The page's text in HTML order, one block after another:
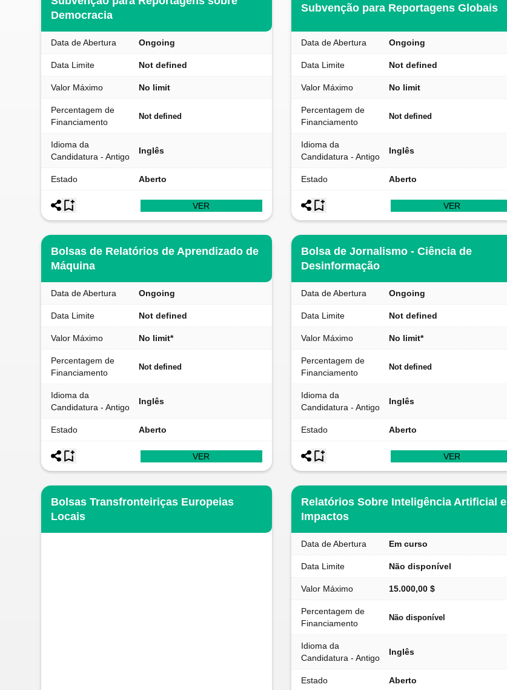
Democracia
Data de Abertura Ongoing
Data Limite Not defined
Valor Máximo No limit
Percentagem de
Financiamento
Not defined
Idioma da
Candidatura - Antigo
Inglês
Estado Aberto
VER
Subvenção para Reportagens Globais
Data de Abertura Ongoing
Data Limite Not defined
Valor Máximo No limit
Percentagem de
Financiamento
Not defined
Idioma da
Candidatura - Antigo
Inglês
Estado Aberto
VER
Bolsas de Relatórios de Aprendizado de
Máquina
Data de Abertura Ongoing
Data Limite Not defined
Valor Máximo No limit*
Percentagem de
Financiamento
Not defined
Idioma da
Candidatura - Antigo
Inglês
Estado Aberto
VER
Bolsa de Jornalismo - Ciência de
Desinformação
Data de Abertura Ongoing
Data Limite Not defined
Valor Máximo No limit*
Percentagem de
Financiamento
Not defined
Idioma da
Candidatura - Antigo
Inglês
Estado Aberto
VER
Bolsas Transfronteiriças Europeias
Locais
Relatórios Sobre Inteligência Artificial e
Impactos
Data de Abertura Em curso
Data Limite Não disponível
Valor Máximo 15.000,00 $
Percentagem de
Financiamento
Não disponível
Idioma da
Candidatura - Antigo
Inglês
Estado Aberto